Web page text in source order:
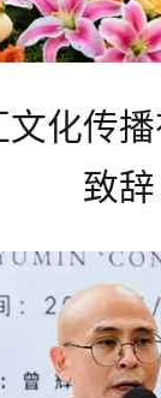
化传
致辞